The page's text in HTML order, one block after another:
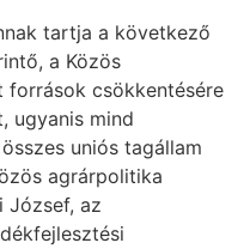
tartja a következő
a Közös
források csökkentésére
ugyanis mind
uniós tagállam
agrárpolitika
József, az